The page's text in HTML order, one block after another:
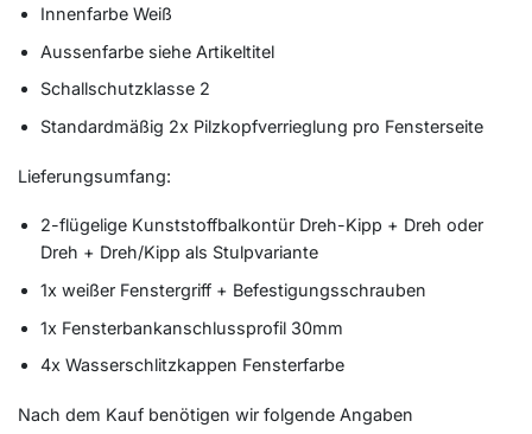
Innenfarbe Weiß
Aussenfarbe siehe Artikeltitel
Schallschutzklasse 2
Standardmäßig 2x Pilzkopfverrieglung pro Fensterseite
Lieferungsumfang:
2-flügelige Kunststoffbalkontür Dreh-Kipp + Dreh oder
Dreh + Dreh/Kipp als Stulpvariante
1x weißer Fenstergriff + Befestigungsschrauben
1x Fensterbankanschlussprofil 30mm
4x Wasserschlitzkappen Fensterfarbe
Nach dem Kauf benötigen wir folgende Angaben